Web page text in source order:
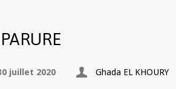
juillet 2020 Ghada EL KHOURY